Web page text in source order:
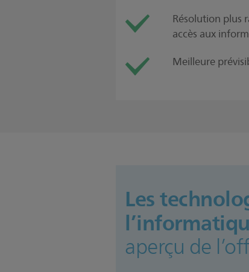
Résolution plus
accès aux
Meilleure
Les
aperçu de